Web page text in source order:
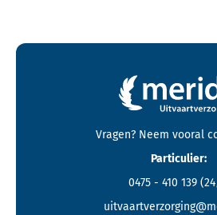
Contactgegevens en footer menu van
Vragen? Neem vooral
Particulier:
0475 - 410 139